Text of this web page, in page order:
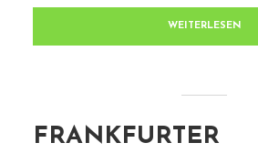
WEITERLESEN
FRANKFURTER